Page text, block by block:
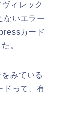
ィレック
ないエラー
カード
。
みている
ドって、有